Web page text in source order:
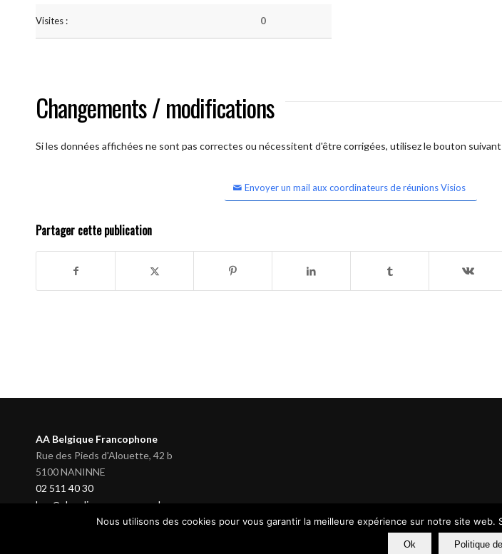
Visites : 0
Changements / modifications
Si les données affichées ne sont pas correctes ou nécessitent d'être corrigées, utilisez le bouton
Envoyer un mail aux coordinateurs de réunions Visios
Partager cette publication
AA Belgique Francophone
Rue des Pieds d'Alouette, 42 b
5100 NANINNE
02 511 40 30
bsg@alcooliquesanonymes.be
Nous utilisons des cookies pour vous garantir la meilleure expérience sur notre site
Ok Politique